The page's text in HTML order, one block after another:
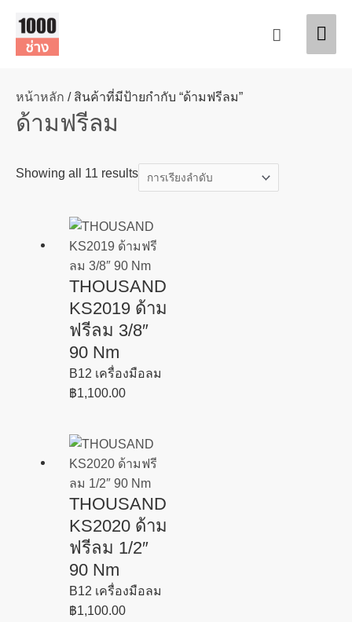
content
Search
หน้าหลัก / สินค้าที่มีป้ายกำกับ “ด้ามฟรีลม”
ด้ามฟรีลม
Showing all 11 results
THOUSAND
KS2019 ด้าม
ฟรีลม 3/8″
90 Nm
B12 เครื่องมือลม
฿1,100.00
THOUSAND
KS2020 ด้าม
ฟรีลม 1/2″
90 Nm
B12 เครื่องมือลม
฿1,100.00